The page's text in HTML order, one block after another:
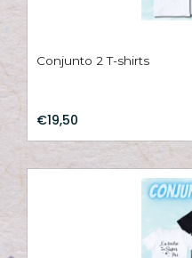
Conjunto 2 T-shirts
€19,50